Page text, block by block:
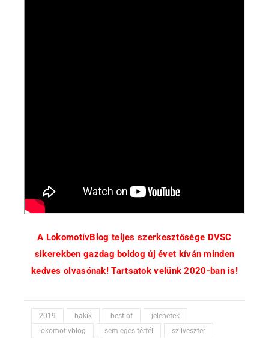
A LokomotívBlog teljes szerkesztősége DVSC
sikerekben gazdag boldog új évet kíván minden
kedves olvasónak! Tartsatok velünk 2020-ban is!
2019 bakik best of
jelenetek
lokomotivblog
semleges térfél
szilveszter